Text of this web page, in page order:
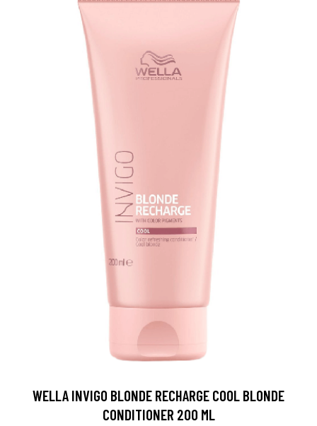
WELLA INVIGO BLONDE RECHARGE COOL BLONDE
CONDITIONER 200 ML